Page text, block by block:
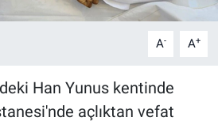
A- A+
Han Yunus kentinde
açlıktan vefat